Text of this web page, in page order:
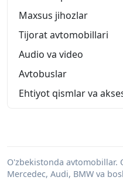
Maxsus jihozlar
Tijorat avtomobillari
Audio va video
Avtobuslar
Ehtiyot qismlar va
O'zbekistonda avtomobillar.
Mercedec, Audi, BMW va